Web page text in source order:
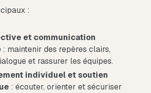
:
et communication
: maintenir des repères clairs,
et rassurer les équipes.
individuel et soutien
: écouter, orienter et sécuriser